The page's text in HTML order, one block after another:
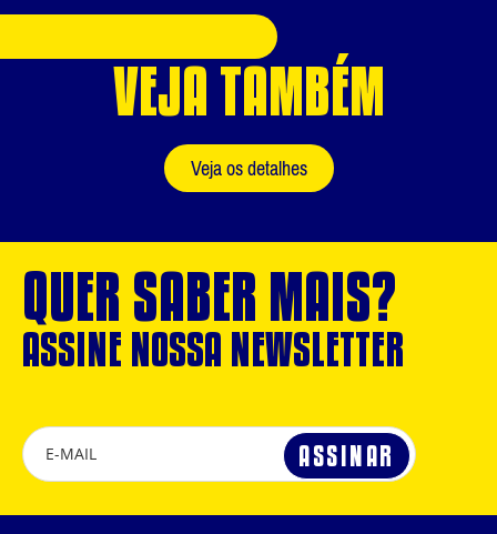
VEJA TAMBÉM
Veja os detalhes
QUER SABER MAIS?
ASSINE NOSSA NEWSLETTER